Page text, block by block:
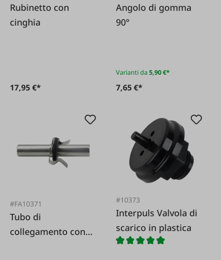
Rubinetto con
cinghia
17,95 €*
Angolo di gomma
90°
Varianti da5,90 €*
7,65 €*
#FA10371
Tubo di
collegamento con
#10373
Interpuls Valvola di
scarico in plastica